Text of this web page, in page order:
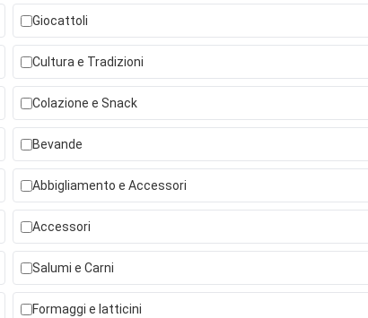
Giocattoli
Cultura e Tradizioni
Colazione e Snack
Bevande
Abbigliamento e Accessori
Accessori
Salumi e Carni
Formaggi e latticini